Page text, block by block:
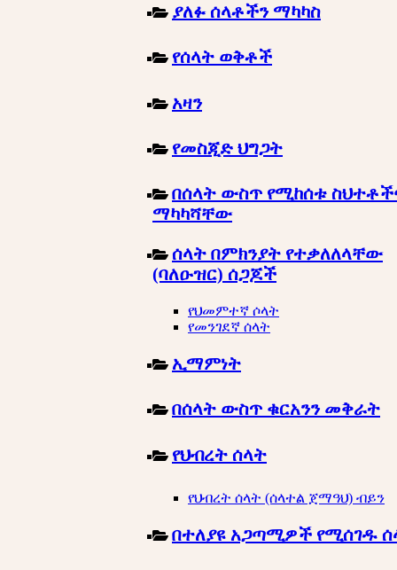
ያለፉ ሰላቶችን ማካካስ
የሰላት ወቅቶች
አዛን
የመስጂድ ህግጋት
በሰላት ውስጥ የሚከሰቱ
ማካካሻቸው
ሰላት በምክንያት የተቃለለላቸው
(ባለዑዝር) ሰጋጆች
የህመምተኛ ሶላት
የመንገደኛ ሰላት
ኢማምነት
በሰላት ውስጥ ቁርአንን መቅራት
የህብረት ሰላት
የህብረት ሰላት (ሰላተል ጀማዓህ) ብይን
በተለያዩ አጋጣሚዎች የሚሰገዱ